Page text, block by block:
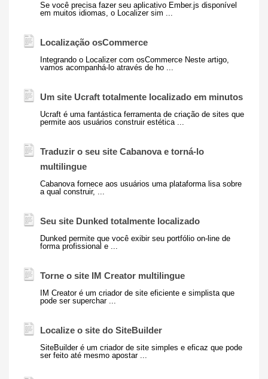
Se você precisa fazer seu aplicativo Ember.js disponível
em muitos idiomas, o Localizer sim ...
Localização osCommerce
Integrando o Localizer com osCommerce Neste artigo,
vamos acompanhá-lo através de ho ...
Um site Ucraft totalmente localizado em minutos
Ucraft é uma fantástica ferramenta de criação de sites que
permite aos usuários construir estética ...
Traduzir o seu site Cabanova e torná-lo
multilingue
Cabanova fornece aos usuários uma plataforma lisa sobre
a qual construir, ...
Seu site Dunked totalmente localizado
Dunked permite que você exibir seu portfólio on-line de
forma profissional e ...
Torne o site IM Creator multilingue
IM Creator é um criador de site eficiente e simplista que
pode ser superchar ...
Localize o site do SiteBuilder
SiteBuilder é um criador de site simples e eficaz que pode
ser feito até mesmo apostar ...